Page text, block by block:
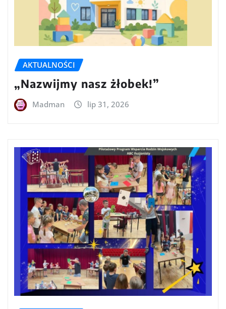
AKTUALNOŚCI
„Nazwijmy nasz żłobek!”
Madman lip 31, 2026